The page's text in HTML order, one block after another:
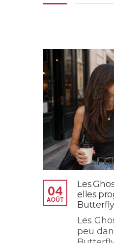
Les
elles
04
AOÛT
Les
peu